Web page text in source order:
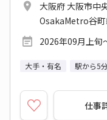
大阪府 大阪市中
OsakaMetro谷
2026年09月上旬
大手・有名 駅から5
仕事